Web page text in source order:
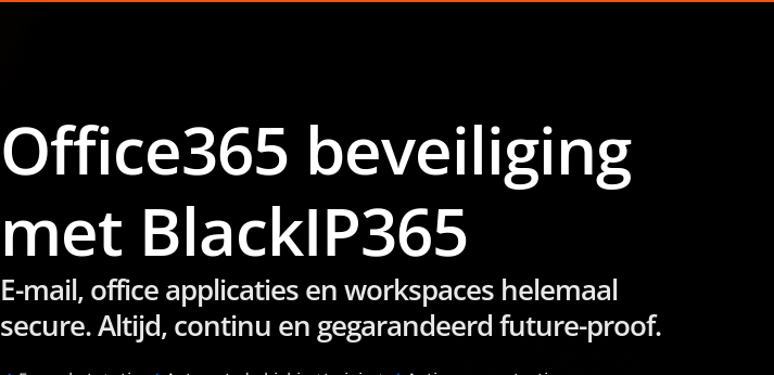
Office365 beveiliging
met BlackIP365
E-mail, office applicaties en workspaces helemaal
secure. Altijd, continu en gegarandeerd future-proof.